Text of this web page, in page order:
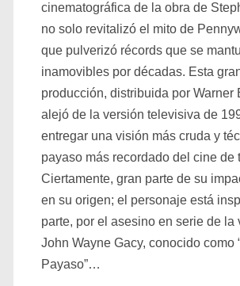
cinematográfica de la obra de
no solo revitalizó el mito de
que pulverizó récords que se
inamovibles por décadas. Esta
producción, distribuida por Warner
alejó de la versión televisiva de
entregar una visión más cruda y
payaso más recordado del cine de
Ciertamente, gran parte de su
en su origen; el personaje está
parte, por el asesino en serie de la
John Wayne Gacy, conocido como
Payaso”…